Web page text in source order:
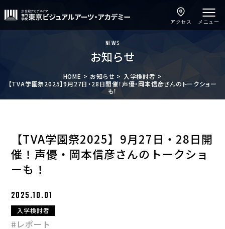
メニュー
アクセス
NEWS
お知らせ
HOME お知らせ
入学検討者
【TVA学園祭2025】9月27日・28日開催！声優・岡本信彦さんのトークショー
も！
【TVA学園祭2025】9月27日・28日開
催！声優・岡本信彦さんのトークショ
ーも！
2025.10.01
入学検討者
#レポート